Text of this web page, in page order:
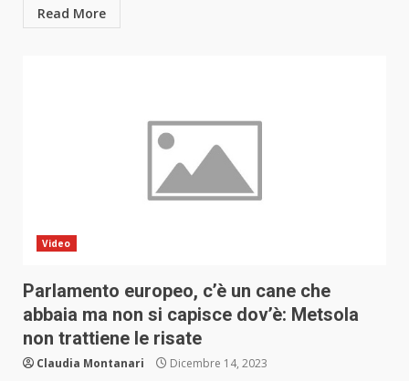
Read More
Video
Parlamento europeo, c’è un cane che
abbaia ma non si capisce dov’è: Metsola
non trattiene le risate
Claudia Montanari Dicembre 14, 2023